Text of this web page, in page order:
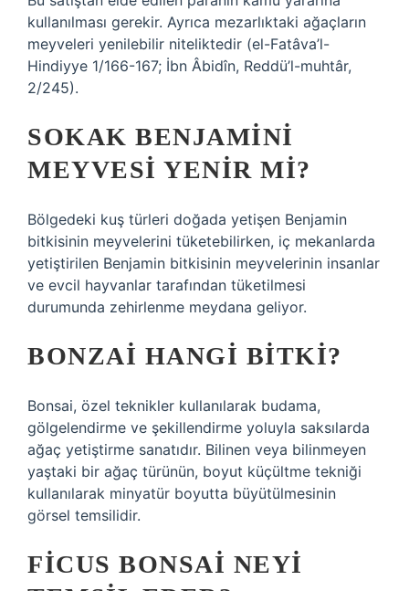
kullanılması gerekir. Ayrıca mezarlıktaki ağaçların
meyveleri yenilebilir niteliktedir (el-Fatâva’l-
Hindiyye 1/166-167; İbn Âbidîn, Reddü’l-muhtâr,
2/245).
SOKAK BENJAMINI
MEYVESI YENIR MI?
Bölgedeki kuş türleri doğada yetişen Benjamin
bitkisinin meyvelerini tüketebilirken, iç mekanlarda
yetiştirilen Benjamin bitkisinin meyvelerinin insanlar
ve evcil hayvanlar tarafından tüketilmesi
durumunda zehirlenme meydana geliyor.
BONZAI HANGI BITKI?
Bonsai, özel teknikler kullanılarak budama,
gölgelendirme ve şekillendirme yoluyla saksılarda
ağaç yetiştirme sanatıdır. Bilinen veya bilinmeyen
yaştaki bir ağaç türünün, boyut küçültme tekniği
kullanılarak minyatür boyutta büyütülmesinin
görsel temsilidir.
FICUS BONSAI NEYI